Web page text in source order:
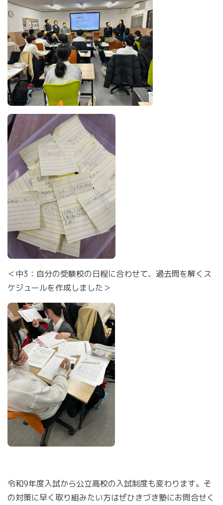
＜中3：自分の受験校の日程に合わせて、過去問を解くス
ケジュールを作成しました＞
令和9年度入試から公立高校の入試制度も変わります。そ
の対策に早く取り組みたい方はぜひきづき塾にお問合せく